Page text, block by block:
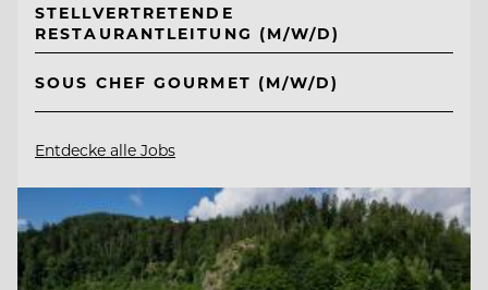
STELLVERTRETENDE
RESTAURANTLEITUNG (M/W/D)
SOUS CHEF GOURMET (M/W/D)
Entdecke alle Jobs